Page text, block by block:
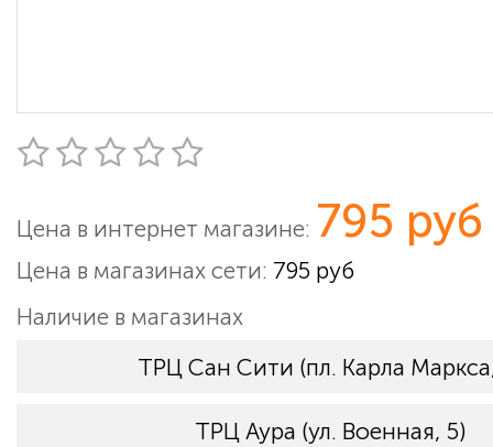
Цена в интернет магазине: 795 руб
Цена в магазинах сети: 795 руб
Наличие в магазинах
ТРЦ Сан Сити (пл. Карла
ТРЦ Аура (ул. Военная, 5)